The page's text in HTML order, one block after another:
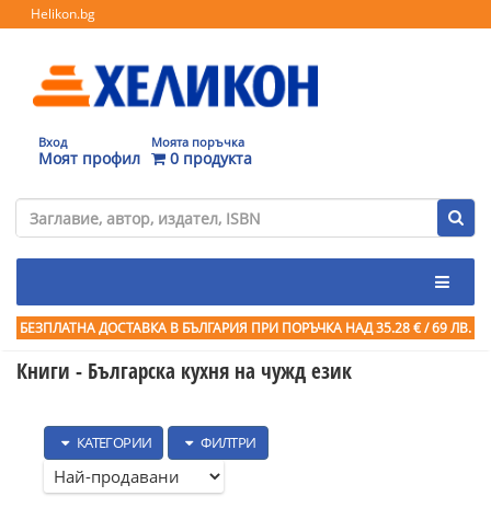
Helikon.bg
Вход
Моят профил
Моята поръчка
0 продукта
БЕЗПЛАТНА ДОСТАВКА В БЪЛГАРИЯ ПРИ ПОРЪЧКА НАД 35.28 € / 69 ЛВ.
Книги - Българска кухня на чужд език
КАТЕГОРИИ ФИЛТРИ